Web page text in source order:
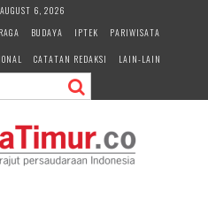
6, 2026
BUDAYA IPTEK
PARIWISATA
CATATAN REDAKSI LAIN-LAIN